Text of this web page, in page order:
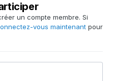
un compte membre. Si
vous maintenant pour